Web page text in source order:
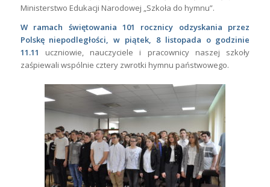
Ministerstwo Edukacji Narodowej „Szkoła do hymnu”.
W ramach świętowania 101 rocznicy odzyskania przez
Polskę niepodległości, w piątek, 8 listopada o godzinie
11.11 uczniowie, nauczyciele i pracownicy naszej szkoły
zaśpiewali wspólnie cztery zwrotki hymnu państwowego.